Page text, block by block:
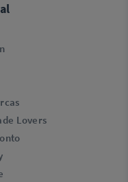
Lovers​